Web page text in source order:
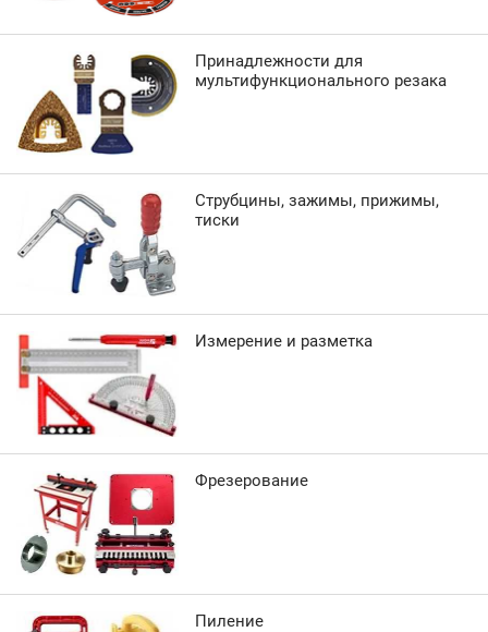
Принадлежности для
мультифункционального резака
Струбцины, зажимы, прижимы,
тиски
Измерение и разметка
Фрезерование
Пиление